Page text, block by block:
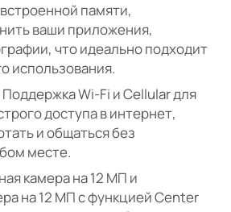
памяти,
ваши приложения,
что идеально подходит
использования.
Поддержка Wi-Fi и Cellular для
доступа в интернет,
и общаться без
месте.
камера на 12 МП и
на 12 МП с функцией Center